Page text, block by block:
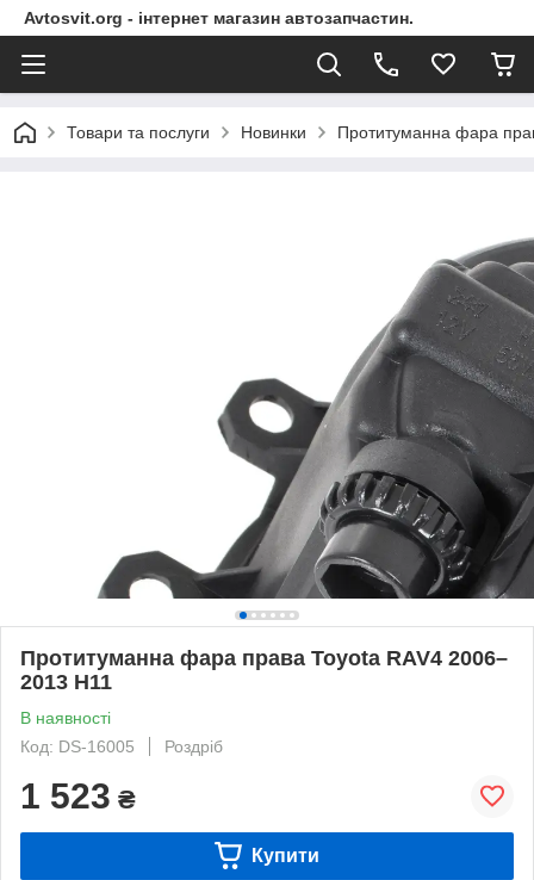
Avtosvit.org - інтернет магазин автозапчастин.
Товари та послуги Новинки Протитуманна фара
Протитуманна фара права Toyota RAV4 2006–
2013 H11
В наявності
Код: DS-16005
Роздріб
1 523 ₴
Купити